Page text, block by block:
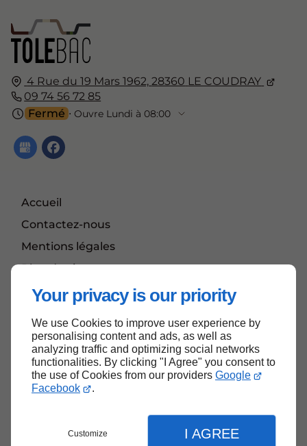
Your privacy is our priority
We use Cookies to improve user experience by
personalising content and ads, as well as
analyzing traffic and optimizing social networks
functionalities. By clicking "I Agree" you consent to
the use of Cookies from our providers Google
Facebook
.
Customize I AGREE
4 Rue du 19 Mars 1962, 28360 LE COUDRAY
09 74 56 72 85
Fermé ⋅ Ouvre Lundi à 08:00
Accueil
Contactez-nous
Mentions légales
Plan du site
Haut de page